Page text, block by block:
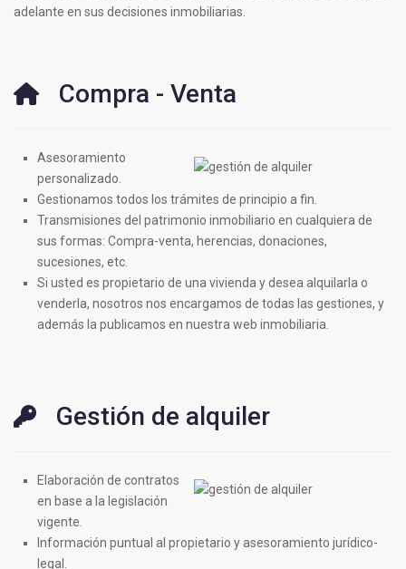
adelante en sus decisiones inmobiliarias.
Compra - Venta
Asesoramiento
personalizado.
Gestionamos todos los trámites de principio a fin.
Transmisiones del patrimonio inmobiliario en cualquiera de
sus formas: Compra-venta, herencias, donaciones,
sucesiones, etc.
Si usted es propietario de una vivienda y desea alquilarla o
venderla, nosotros nos encargamos de todas las gestiones, y
además la publicamos en nuestra web inmobiliaria.
Gestión de alquiler
Elaboración de contratos
en base a la legislación
vigente.
Información puntual al propietario y asesoramiento jurídico-
legal.